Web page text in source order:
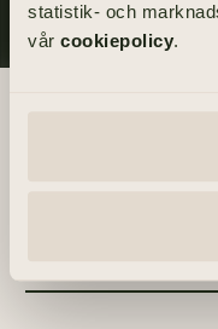
statistik- och
vår cookiepolicy.